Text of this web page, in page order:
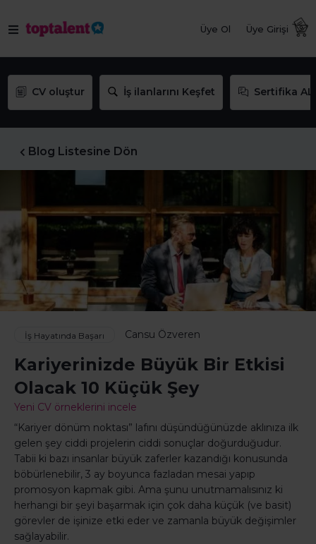
Üye Ol Üye Girişi
CV oluştur İş ilanlarını Keşfet Sertifika AL
Blog Listesine Dön
İş Hayatında Başarı Cansu Özveren
Kariyerinizde Büyük Bir Etkisi
Olacak 10 Küçük Şey
Yeni CV örneklerini incele
“Kariyer dönüm noktası” lafını düşündüğünüzde aklınıza ilk
gelen şey ciddi projelerin ciddi sonuçlar doğurduğudur.
Tabii ki bazı insanlar büyük zaferler kazandığı konusunda
böbürlenebilir, 3 ay boyunca fazladan mesai yapıp
promosyon kapmak gibi. Ama şunu unutmamalısınız ki
herhangi bir şeyi başarmak için çok daha küçük (ve basit)
görevler de işinize etki eder ve zamanla büyük değişimler
sağlayabilir.